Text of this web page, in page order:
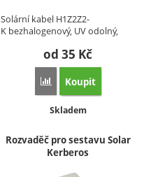
Solární kabel H1Z2Z2-
K bezhalogenový, UV odolný,
od 35 Kč
Porovnat
Koupit
Dostupnost:
Skladem
Rozvaděč pro sestavu Solar
Kerberos